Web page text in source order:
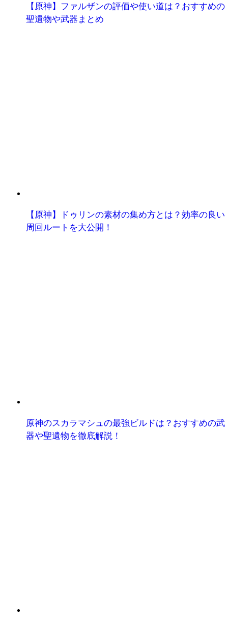
【原神】ファルザンの評価や使い道は？おすすめの
聖遺物や武器まとめ
【原神】ドゥリンの素材の集め方とは？効率の良い
周回ルートを大公開！
原神のスカラマシュの最強ビルドは？おすすめの武
器や聖遺物を徹底解説！